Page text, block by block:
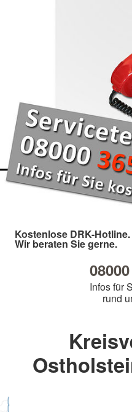
Kostenlose DRK-Hotline.
Wir beraten Sie gerne.
08000
Infos für
rund